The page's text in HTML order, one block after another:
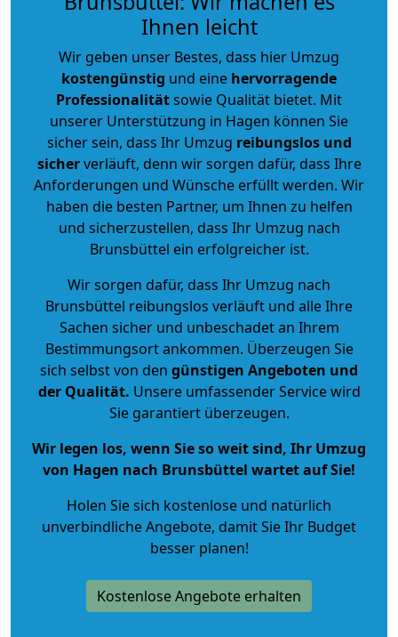
Ihnen leicht
Wir geben unser Bestes, dass hier Umzug
kostengünstig und eine hervorragende
Professionalitätsowie Qualität bietet. Mit
unserer Unterstützung in Hagen können Sie
sicher sein, dass Ihr Umzug reibungslos und
sicherverläuft, denn wir sorgen dafür, dass Ihre
Anforderungen und Wünsche erfüllt werden. Wir
haben die besten Partner, um Ihnen zu helfen
und sicherzustellen, dass Ihr Umzug nach
Brunsbüttel ein erfolgreicher ist.
Wir sorgen dafür, dass Ihr Umzug nach
Brunsbüttel reibungslos verläuft und alle Ihre
Sachen sicher und unbeschadet an Ihrem
Bestimmungsort ankommen. Überzeugen Sie
sich selbst von den günstigen Angeboten und
der Qualität. Unsere umfassender Service wird
Sie garantiert überzeugen.
Wir legen los, wenn Sie so weit sind, Ihr Umzug
von Hagen nach Brunsbüttel wartet auf Sie!
Holen Sie sich kostenlose und natürlich
unverbindliche Angebote, damit Sie Ihr Budget
besser planen!
Kostenlose Angebote erhalten